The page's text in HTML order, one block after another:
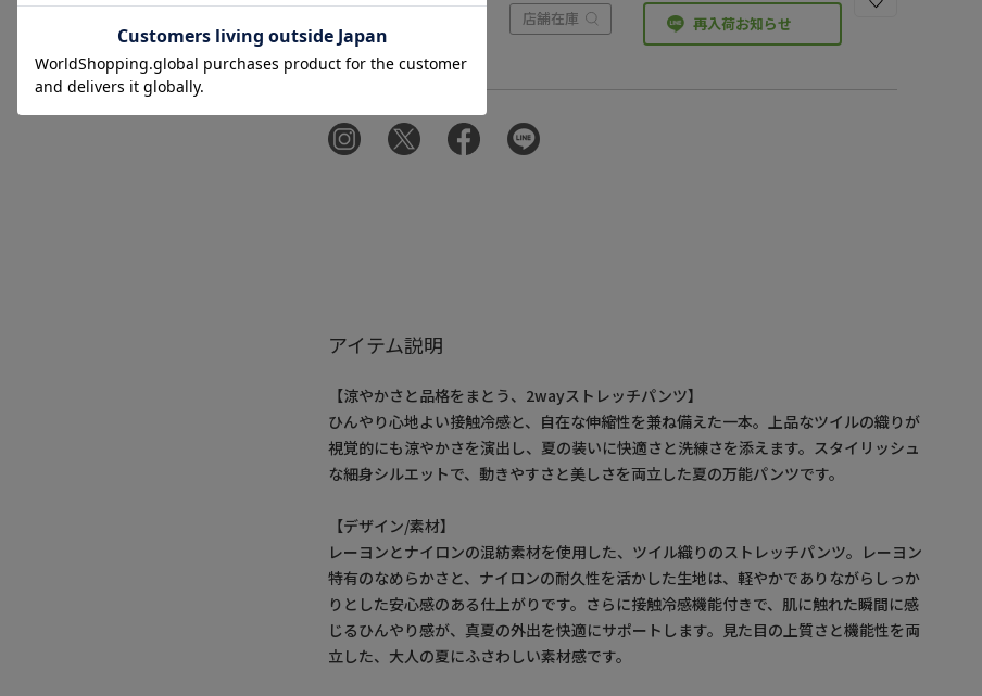
店舗在庫 再入荷お知らせ
アイテム説明
【涼やかさと品格をまとう、2wayストレッチパンツ】
ひんやり心地よい接触冷感と、自在な伸縮性を兼ね備えた一本。上品なツイルの織りが
視覚的にも涼やかさを演出し、夏の装いに快適さと洗練さを添えます。スタイリッシュ
な細身シルエットで、動きやすさと美しさを両立した夏の万能パンツです。
【デザイン/素材】
レーヨンとナイロンの混紡素材を使用した、ツイル織りのストレッチパンツ。レーヨン
特有のなめらかさと、ナイロンの耐久性を活かした生地は、軽やかでありながらしっか
りとした安心感のある仕上がりです。さらに接触冷感機能付きで、肌に触れた瞬間に感
じるひんやり感が、真夏の外出を快適にサポートします。見た目の上質さと機能性を両
立した、大人の夏にふさわしい素材感です。